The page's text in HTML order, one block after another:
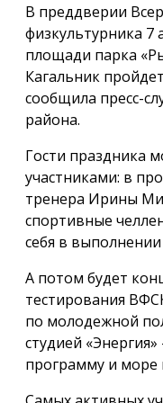
В преддверии
физкультурника 7
площади парка
Кагальник
сообщила пресс-
района.
Гости праздника
участниками: в
тренера Ирины
спортивные
себя в
А потом будет
тестирования
по молодежной
студией
программу и море